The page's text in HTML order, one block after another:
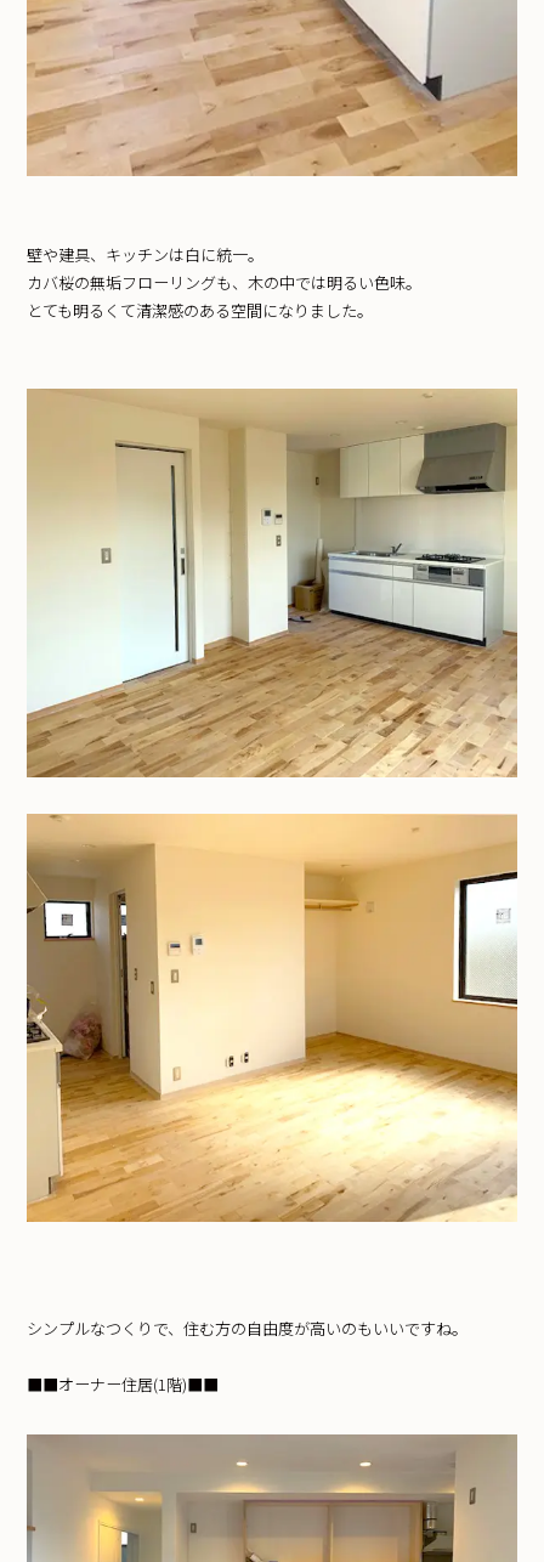
壁や建具、キッチンは白に統一。
カバ桜の無垢フローリングも、木の中では明るい色味。
とても明るくて清潔感のある空間になりました。
シンプルなつくりで、住む方の自由度が高いのもいいですね。
■■オーナー住居(1階)■■